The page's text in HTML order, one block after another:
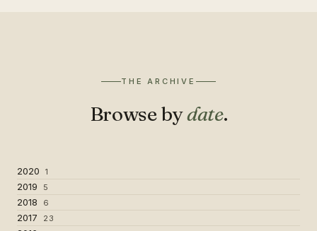
THE ARCHIVE
Browse bydate.
2020 1
2019 5
2018 6
2017 23